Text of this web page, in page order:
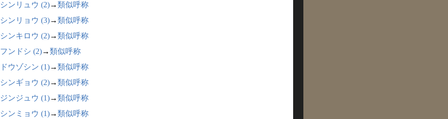
シンリュウ (2)→類似呼称
シンリョウ (3)→類似呼称
シンキロウ (2)→類似呼称
フンドシ (2)→類似呼称
ドウゾシン (1)→類似呼称
シンギョウ (2)→類似呼称
ジンジュウ (1)→類似呼称
シンミョウ (1)→類似呼称